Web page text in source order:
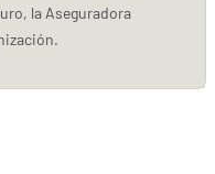
la Aseguradora